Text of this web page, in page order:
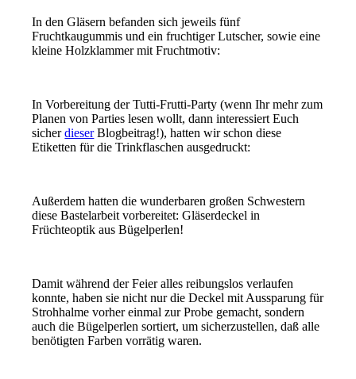
In den Gläsern befanden sich jeweils fünf
Fruchtkaugummis und ein fruchtiger Lutscher, sowie eine
kleine Holzklammer mit Fruchtmotiv:
In Vorbereitung der Tutti-Frutti-Party (wenn Ihr mehr zum
Planen von Parties lesen wollt, dann interessiert Euch
sicherdieserBlogbeitrag!), hatten wir schon diese
Etiketten für die Trinkflaschen ausgedruckt:
Außerdem hatten die wunderbaren großen Schwestern
diese Bastelarbeit vorbereitet: Gläserdeckel in
Früchteoptik aus Bügelperlen!
Damit während der Feier alles reibungslos verlaufen
konnte, haben sie nicht nur die Deckel mit Aussparung für
Strohhalme vorher einmal zur Probe gemacht, sondern
auch die Bügelperlen sortiert, um sicherzustellen, daß alle
benötigten Farben vorrätig waren.